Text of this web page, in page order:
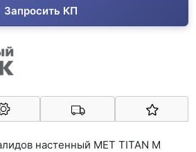
Запросить КП
настенный MET TITAN M